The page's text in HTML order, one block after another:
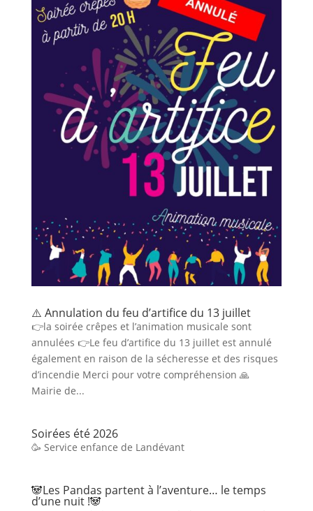
⚠️ Annulation du feu d’artifice du 13 juillet
👉la soirée crêpes et l’animation musicale sont
annulées 👉Le feu d’artifice du 13 juillet est annulé
également en raison de la sécheresse et des risques
d’incendie Merci pour votre compréhension 🙏
Mairie de...
Soirées été 2026
🥳 Service enfance de Landévant
🐼Les Pandas partent à l’aventure… le temps
d’une nuit !🐼